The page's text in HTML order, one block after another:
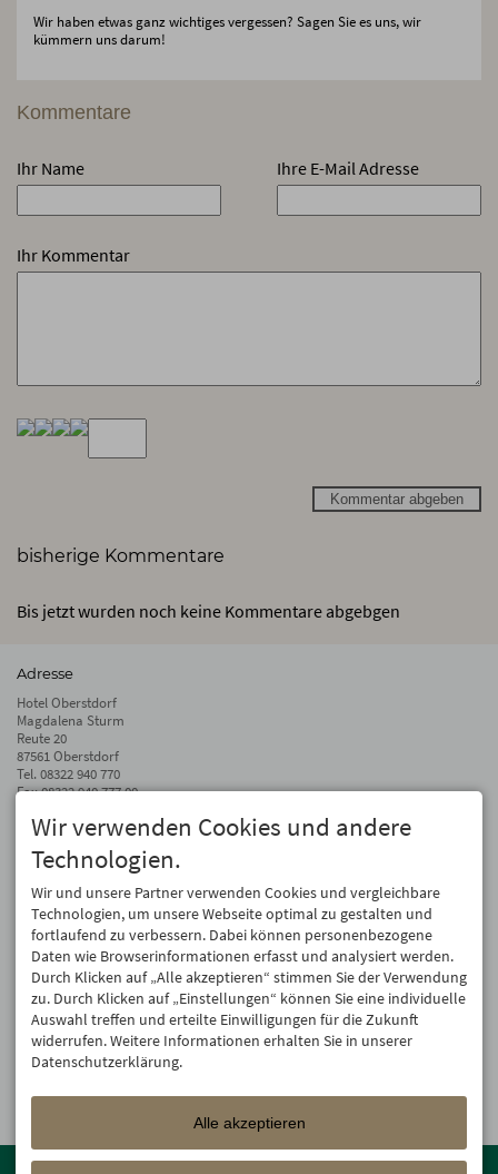
Wir haben etwas ganz wichtiges vergessen? Sagen Sie es uns, wir
kümmern uns darum!
Kommentare
Ihr Name Ihre E-Mail Adresse
Ihr Kommentar
Kommentar abgeben
bisherige Kommentare
Bis jetzt wurden noch keine Kommentare abgebgen
Adresse
Hotel Oberstdorf
Magdalena Sturm
Reute 20
87561 Oberstdorf
Tel. 08322 940 770
Fax 08322 940 777 00
info@hotel-oberstdorf.de
Auf dem Laufenden bleiben
Wir geben Ihre E-Mail-Adresse nicht weiter. Wir mögen auch keinen Spam.
Versprochen! Eine Abmeldung ist jederzeit möglich.
Anmelden
Mitglied der Oberstdorf Resort Familien mit den schönsten
Wir verwenden Cookies und andere
Technologien.
Wir und unsere Partner verwenden Cookies und vergleichbare
Technologien, um unsere Webseite optimal zu gestalten und
fortlaufend zu verbessern. Dabei können personenbezogene
Daten wie Browserinformationen erfasst und analysiert werden.
Durch Klicken auf „Alle akzeptieren“ stimmen Sie der Verwendung
zu. Durch Klicken auf „Einstellungen“ können Sie eine individuelle
Auswahl treffen und erteilte Einwilligungen für die Zukunft
widerrufen. Weitere Informationen erhalten Sie in unserer
Datenschutzerklärung.
Alle akzeptieren